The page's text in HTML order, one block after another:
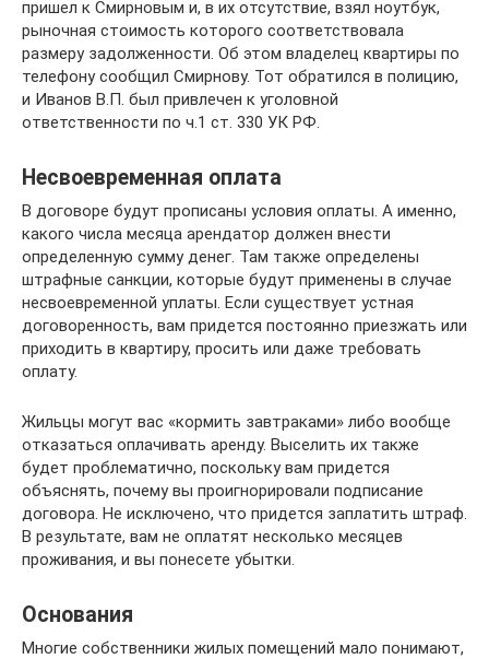
пришел к Смирновым и, в их отсутствие, взял ноутбук,
рыночная стоимость которого соответствовала
размеру задолженности. Об этом владелец квартиры по
телефону сообщил Смирнову. Тот обратился в полицию,
и Иванов В.П. был привлечен к уголовной
ответственности по ч.1 ст. 330 УК РФ.
Несвоевременная оплата
В договоре будут прописаны условия оплаты. А именно,
какого числа месяца арендатор должен внести
определенную сумму денег. Там также определены
штрафные санкции, которые будут применены в случае
несвоевременной уплаты. Если существует устная
договоренность, вам придется постоянно приезжать или
приходить в квартиру, просить или даже требовать
оплату.
Жильцы могут вас «кормить завтраками» либо вообще
отказаться оплачивать аренду. Выселить их также
будет проблематично, поскольку вам придется
объяснять, почему вы проигнорировали подписание
договора. Не исключено, что придется заплатить штраф.
В результате, вам не оплатят несколько месяцев
проживания, и вы понесете убытки.
Основания
Многие собственники жилых помещений мало понимают,